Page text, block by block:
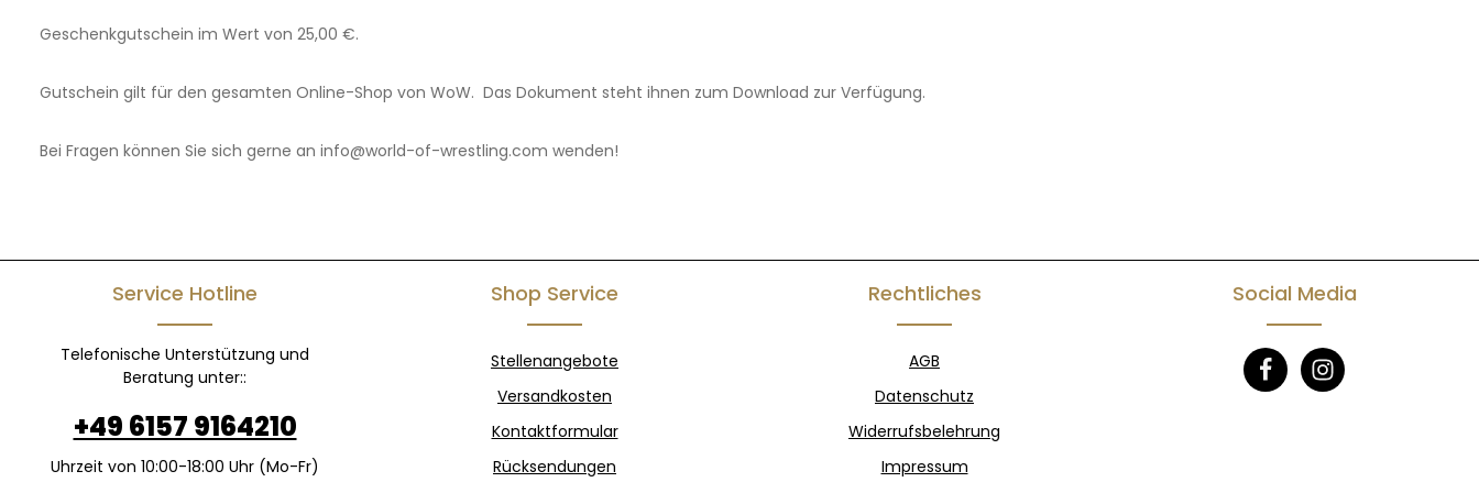
Geschenkgutschein im Wert von 25,00 €.
Gutschein gilt für den gesamten Online-Shop von WoW. Das Dokument steht ihnen zum Download zur Verfügung.
Bei Fragen können Sie sich gerne an info@world-of-wrestling.com wenden!
Service Hotline
Telefonische Unterstützung und
Beratung unter::
+49 6157 9164210
Uhrzeit von 10:00-18:00 Uhr (Mo-Fr)
Shop Service
Stellenangebote
Versandkosten
Kontaktformular
Rücksendungen
Rechtliches
AGB
Datenschutz
Widerrufsbelehrung
Impressum
Social Media